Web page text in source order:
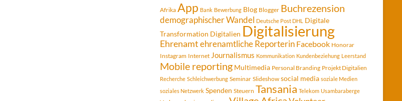
Afrika App Bank Bewerbung Blog Blogger Buchrezension
demographischer Wandel Deutsche Post DHL
Digitale
Transformation Digitalien Digitalisierung
Ehrenamtehrenamtliche Reporterin Facebook Honorar
Instagram Internet Journalismus Kommunikation Kundenbeziehung Leerstand
Mobile reporting Multimedia Personal Branding Projekt Digitalien
Recherche Schleichwerbung Seminar Slideshow social media soziale Medien
soziales Netzwerk Spenden Steuern Tansania Telekom Usambaraberge